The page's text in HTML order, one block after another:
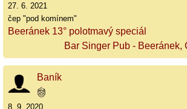
27. 6. 2021
čep "pod komínem"
Beeránek 13° polotmavý speciál
Bar Singer Pub - Beeránek,
Baník
8. 9. 2020